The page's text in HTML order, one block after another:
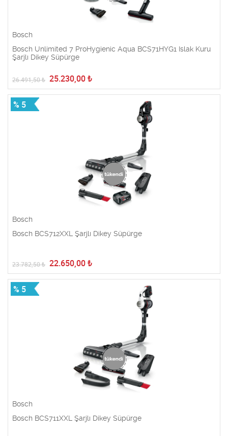
Bosch
Bosch Unlimited 7 ProHygienic Aqua BCS71HYG1 Islak Kuru
Şarjlı Dikey Süpürge
26.491,50₺ 25.230,00 ₺
% 5
Bosch
Bosch BCS712XXL Şarjlı Dikey Süpürge
23.782,50₺ 22.650,00 ₺
% 5
Bosch
Bosch BCS711XXL Şarjlı Dikey Süpürge